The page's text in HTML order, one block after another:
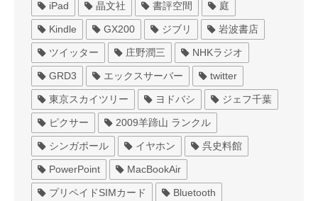
iPad 晶文社 書評空間 庭
Kindle GX200 ジブリ 岩波書店
ツイッター 庄野潤三 NHKラジオ
GRD3 エックスサーバー twitter
東京スカイツリー ヨドバシ ジェフ千葉
ピクサー 2009羊蹄山 ランクル
シンガポール イヤホン 呉史料館
PowerPoint MacBookAir
プリペイドSIMカード Bluetooth